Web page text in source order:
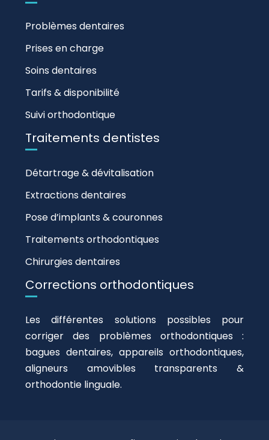
Problèmes dentaires
Prises en charge
Soins dentaires
Tarifs & disponibilité
Suivi orthodontique
Traitements dentistes
Détartrage & dévitalisation
Extractions dentaires
Pose d’implants & couronnes
Traitements orthodontiques
Chirurgies dentaires
Corrections orthodontiques
Les différentes solutions possibles pour
corriger des problèmes orthodontiques :
bagues dentaires, appareils orthodontiques,
aligneurs amovibles transparents &
orthodontie linguale.